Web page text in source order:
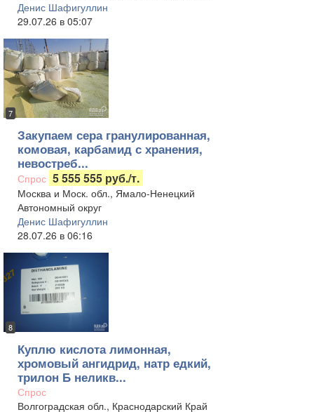
Денис Шафигуллин
29.07.26 в 05:07
7
Закупаем сера гранулированная,
комовая, карбамид с хранения,
невостреб...
Спрос 5 555 555 руб./т.
Москва и Моск. обл., Ямало-Ненецкий
Автономный округ
Денис Шафигуллин
28.07.26 в 06:16
8
Куплю кислота лимонная,
хромовый ангидрид, натр едкий,
трилон Б неликв...
Спрос
Волгоградская обл., Краснодарский Край